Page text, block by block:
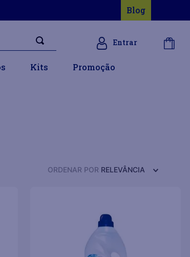
Blog
Entrar
Kits Promoção
ORDENAR POR RELEVÂNCIA